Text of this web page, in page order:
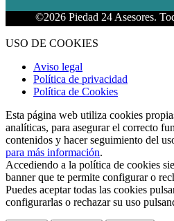
©2026 Piedad 24 Asesores. Todos
USO DE COOKIES
Aviso legal
Política de privacidad
Política de Cookies
Esta página web utiliza cookies
analíticas, para asegurar el correcto
contenidos y hacer seguimiento del
para más información.
Accediendo a la política de cookies
banner que te permite configurar o
Puedes aceptar todas las cookies
configurarlas o rechazar su uso